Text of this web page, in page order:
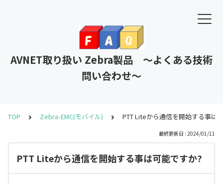
AVNET取り扱い Zebra製品 ～よくある技術
問い合わせ～
TOP Zebra-EMC(モバイル) PTT Liteから通信を開始する事は
最終更新日 : 2024/01/11
PTT Liteから通信を開始する事は可能ですか?